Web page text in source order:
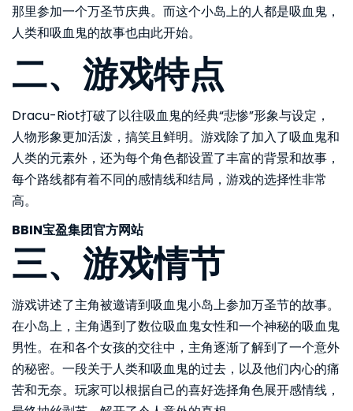
那里参加一个万圣节庆典。而这个小岛上的人都是吸血鬼，
人类和吸血鬼的故事也由此开始。
二、游戏特点
Dracu-Riot打破了以往吸血鬼的经典“悲惨”形象与设定，
人物形象更加活泼，搞笑且鲜明。游戏除了加入了吸血鬼和
人类的元素外，还为每个角色都设置了丰富的背景和故事，
每个路线都有着不同的感情线和结局，游戏的选择性非常
高。
BBIN宝盈集团官方网站
三、游戏情节
游戏讲述了主角被邀请到吸血鬼小岛上参加万圣节的故事。
在小岛上，主角遇到了数位吸血鬼女性和一个神秘的吸血鬼
男性。在和各个女孩的交往中，主角逐渐了解到了一个意外
的秘密。一段关于人类和吸血鬼的过去，以及他们内心的痛
苦和无奈。玩家可以根据自己的喜好选择角色展开感情线，